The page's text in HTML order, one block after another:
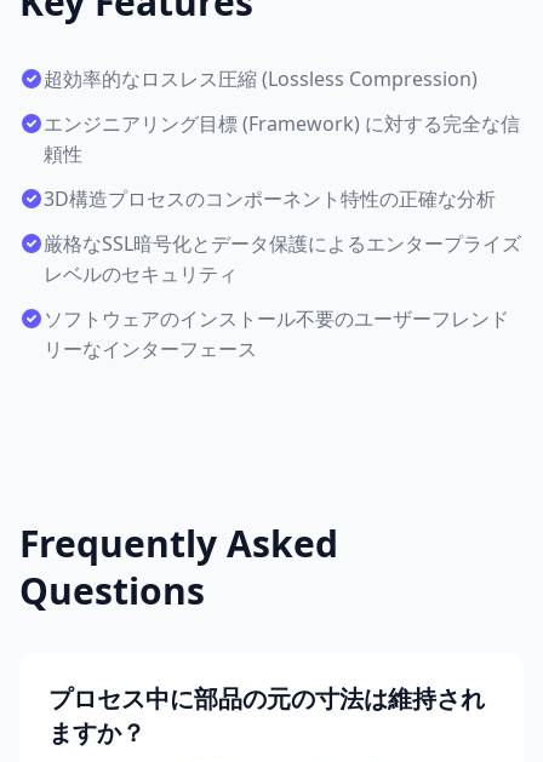
超効率的なロスレス圧縮 (Lossless Compression)
エンジニアリング目標 (Framework) に対する完全な信
頼性
3D構造プロセスのコンポーネント特性の正確な分析
厳格なSSL暗号化とデータ保護によるエンタープライズ
レベルのセキュリティ
ソフトウェアのインストール不要のユーザーフレンド
リーなインターフェース
Frequently Asked
Questions
プロセス中に部品の元の寸法は維持され
ますか？